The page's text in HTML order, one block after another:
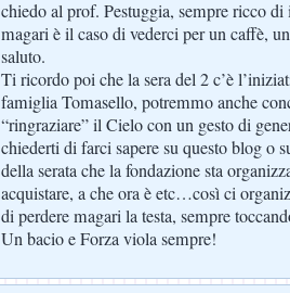
chiedo al prof. Pestuggia, sempre ricco di
magari è il caso di vederci per un caffè,
saluto.
Ti ricordo poi che la sera del 2 c’è
famiglia Tomasello, potremmo anche
“ringraziare” il Cielo con un gesto di
chiederti di farci sapere su questo blog o
della serata che la fondazione sta
acquistare, a che ora è etc…così ci
di perdere magari la testa, sempre
Un bacio e Forza viola sempre!